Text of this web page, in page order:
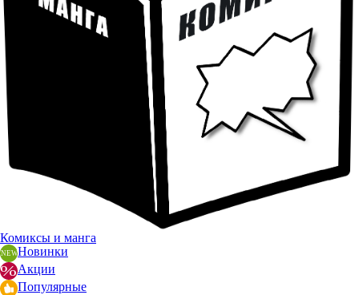
Комиксы и манга
Новинки
Акции
Популярные